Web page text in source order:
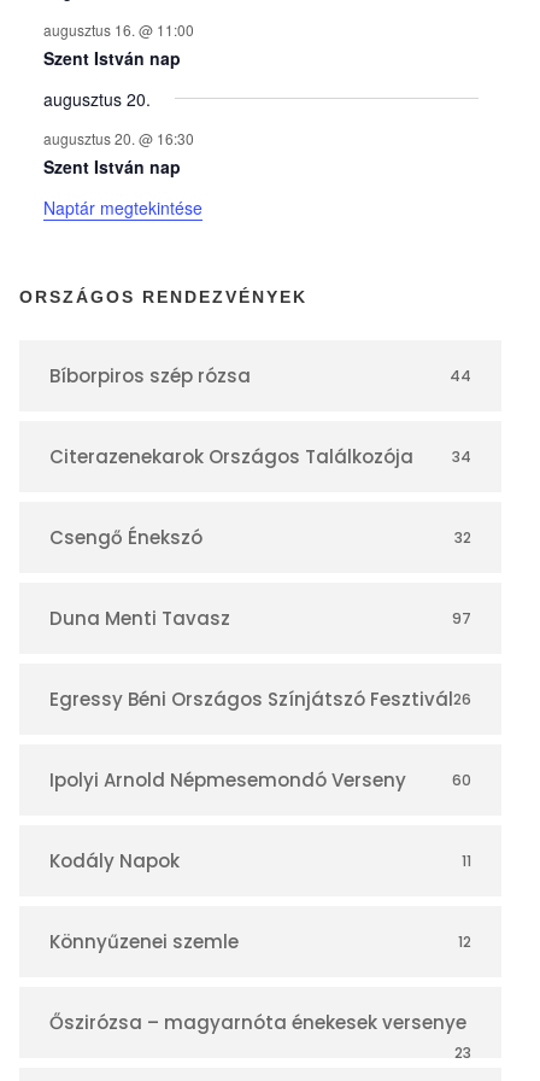
y
e
k
n
a
á
r
augusztus 16. @ 11:00
Szent István nap
augusztus 20.
augusztus 20. @ 16:30
Szent István nap
Naptár megtekintése
ORSZÁGOS RENDEZVÉNYEK
Bíborpiros szép rózsa 44
Citerazenekarok Országos Találkozója 34
Csengő Énekszó 32
Duna Menti Tavasz 97
Egressy Béni Országos Színjátszó Fesztivál26
Ipolyi Arnold Népmesemondó Verseny 60
Kodály Napok 11
Könnyűzenei szemle 12
Őszirózsa – magyarnóta énekesek versenye
23